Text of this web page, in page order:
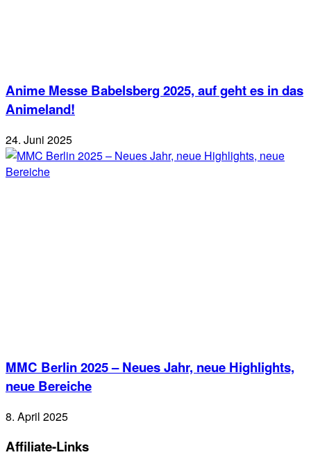
Anime Messe Babelsberg 2025, auf geht es in das
Animeland!
24. Juni 2025
MMC Berlin 2025 – Neues Jahr, neue Highlights,
neue Bereiche
8. April 2025
Affiliate-Links